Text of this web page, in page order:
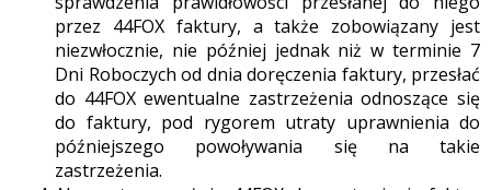
przez 44FOX faktury, a także zobowiązany jest
niezwłocznie, nie później jednak niż w terminie 7
Dni Roboczych od dnia doręczenia faktury, przesłać
do 44FOX ewentualne zastrzeżenia odnoszące się
do faktury, pod rygorem utraty uprawnienia do
późniejszego powoływania się na takie
zastrzeżenia.